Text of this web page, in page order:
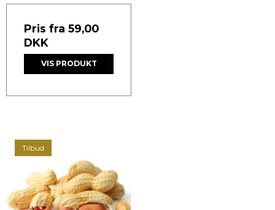
Pris fra 59,00
DKK
VIS PRODUKT
Tilbud